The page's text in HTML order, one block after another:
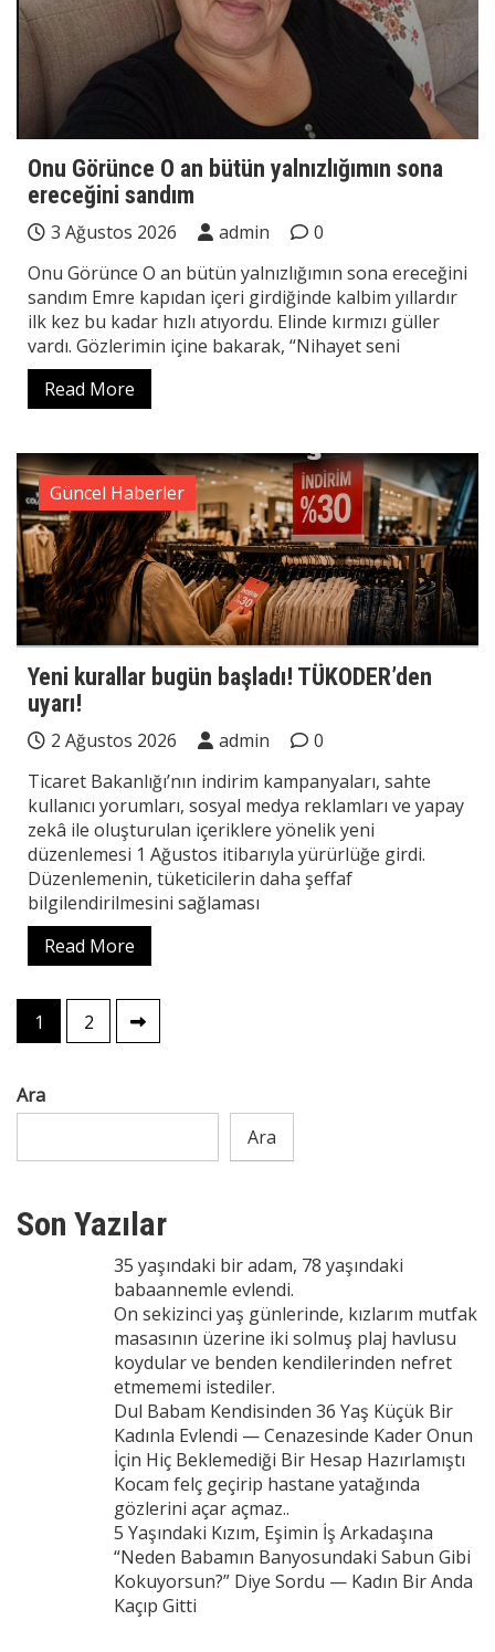
Onu Görünce O an bütün yalnızlığımın sona
ereceğini sandım
3 Ağustos 2026 admin
0
Onu Görünce O an bütün yalnızlığımın sona ereceğini
sandım Emre kapıdan içeri girdiğinde kalbim yıllardır
ilk kez bu kadar hızlı atıyordu. Elinde kırmızı güller
vardı. Gözlerimin içine bakarak, “Nihayet seni
Read More
Güncel Haberler
Yeni kurallar bugün başladı! TÜKODER’den
uyarı!
2 Ağustos 2026 admin
0
Ticaret Bakanlığı’nın indirim kampanyaları, sahte
kullanıcı yorumları, sosyal medya reklamları ve yapay
zekâ ile oluşturulan içeriklere yönelik yeni
düzenlemesi 1 Ağustos itibarıyla yürürlüğe girdi.
Düzenlemenin, tüketicilerin daha şeffaf
bilgilendirilmesini sağlaması
Read More
Yazı
sayfalaması
1 2
Ara
Ara
Son Yazılar
35 yaşındaki bir adam, 78 yaşındaki
babaannemle evlendi.
On sekizinci yaş günlerinde, kızlarım mutfak
masasının üzerine iki solmuş plaj havlusu
koydular ve benden kendilerinden nefret
etmememi istediler.
Dul Babam Kendisinden 36 Yaş Küçük Bir
Kadınla Evlendi — Cenazesinde Kader Onun
İçin Hiç Beklemediği Bir Hesap Hazırlamıştı
Kocam felç geçirip hastane yatağında
gözlerini açar açmaz..
5 Yaşındaki Kızım, Eşimin İş Arkadaşına
“Neden Babamın Banyosundaki Sabun Gibi
Kokuyorsun?” Diye Sordu — Kadın Bir Anda
Kaçıp Gitti